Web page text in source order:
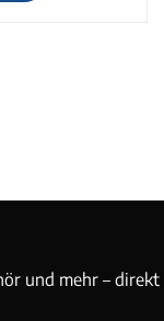
und mehr –